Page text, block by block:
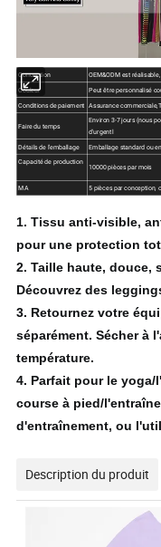
Conception OEM&ODM est
Couleur Peut être personnalisé
Conditions de paiement Assurance
Faire du temps
Environ 3-7 jours (nous
d'urgentl
Détails de l'emballage
Emballage standard ou
Capacité de production
10000 pièces par mois
MA 5 pièces par conception,
1. Tissu anti-visible,
pour une protection
2. Taille haute, douce,
Découvrez des
3. Retournez votre
séparément.Sécher à
température.
4. Parfait pour le
course à pied/
d'entraînement, ou
Description du produit